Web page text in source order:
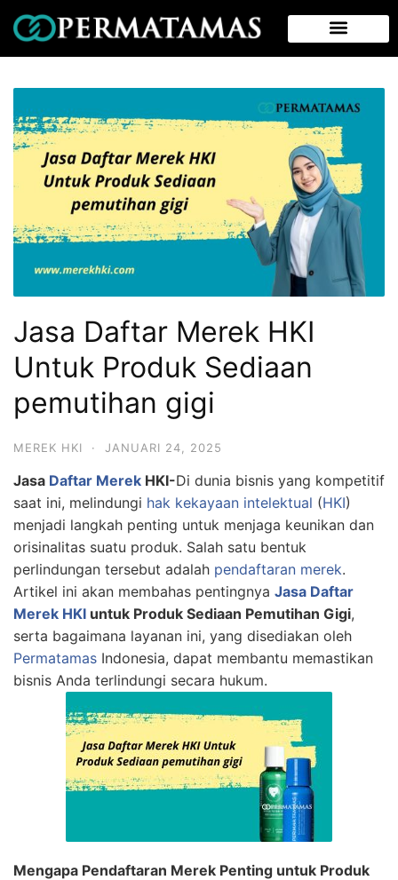
Jasa Daftar Merek HKI
Untuk Produk Sediaan
pemutihan gigi
MEREK HKI · JANUARI 24, 2025
Jasa Daftar Merek HKI-Di dunia bisnis yang kompetitif
saat ini, melindungi hak kekayaan intelektual (HKI)
menjadi langkah penting untuk menjaga keunikan dan
orisinalitas suatu produk. Salah satu bentuk
perlindungan tersebut adalah pendaftaran merek.
Artikel ini akan membahas pentingnya Jasa Daftar
Merek HKI untuk Produk Sediaan Pemutihan Gigi,
serta bagaimana layanan ini, yang disediakan oleh
Permatamas Indonesia, dapat membantu memastikan
bisnis Anda terlindungi secara hukum.
Mengapa Pendaftaran Merek Penting untuk Produk